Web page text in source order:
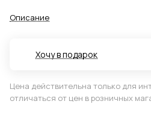
Описание
Хочу в подарок
Цена действительна только для
отличаться от цен в розничных